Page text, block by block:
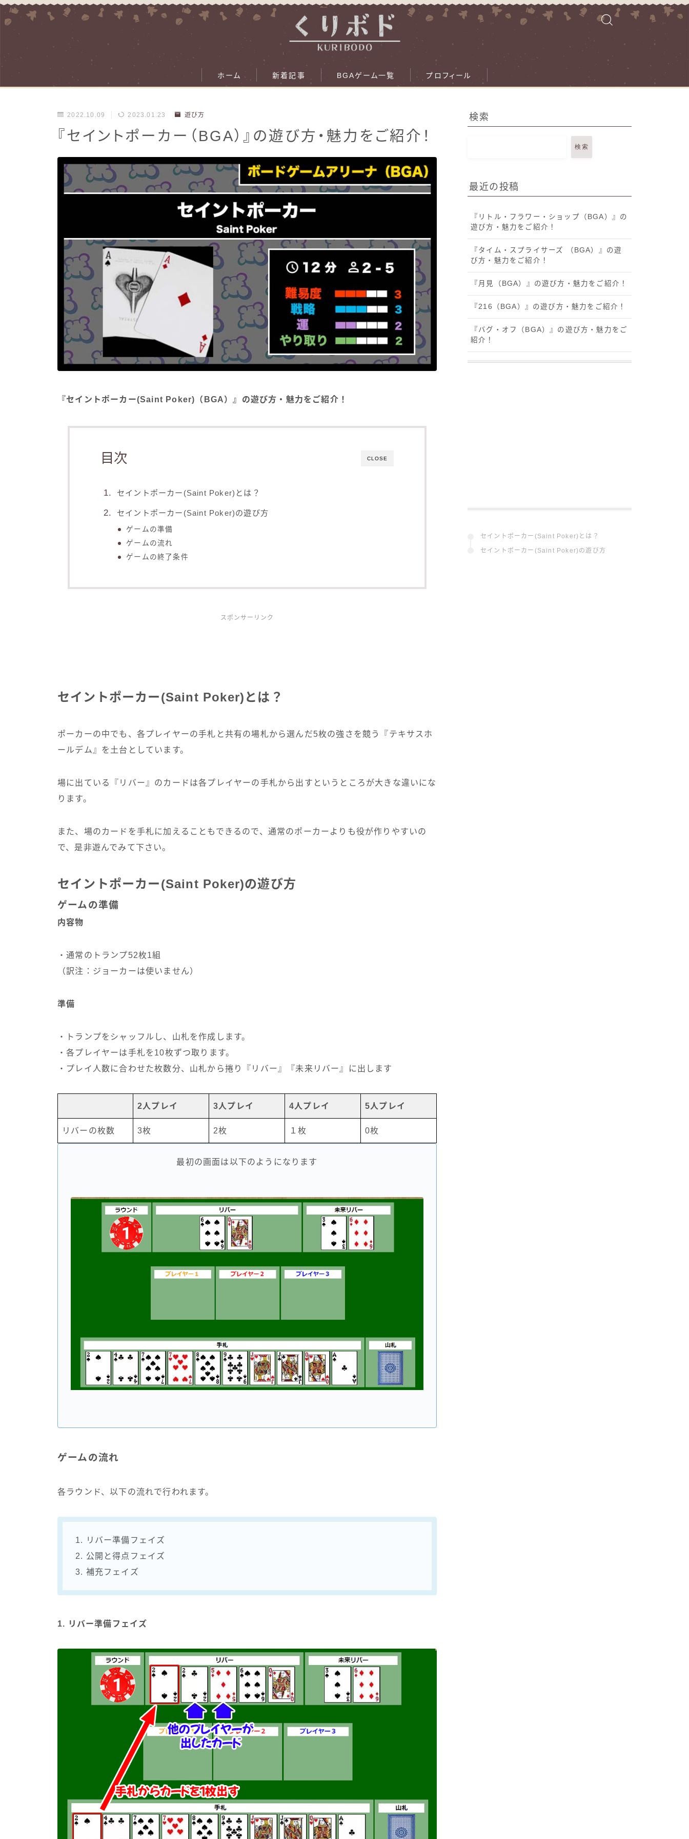
ホーム 新着記事 BGAゲーム一覧 プロフィール
2022.10.09 2023.01.23 遊び方
『セイントポーカー（BGA）』の遊び方・魅力をご紹介！
『セイントポーカー(Saint Poker)（BGA）』の遊び方・魅力をご紹介！
CLOSE
目次
セイントポーカー(Saint Poker)とは？
セイントポーカー(Saint Poker)の遊び方
ゲームの準備
ゲームの流れ
ゲームの終了条件
スポンサーリンク
セイントポーカー(Saint Poker)とは？
ポーカーの中でも、各プレイヤーの手札と共有の場札から選んだ5枚の強さを競う『テキサスホ
ールデム』を土台としています。
場に出ている『リバー』のカードは各プレイヤーの手札から出すというところが大きな違いにな
ります。
また、場のカードを手札に加えることもできるので、通常のポーカーよりも役が作りやすいの
で、是非遊んでみて下さい。
セイントポーカー(Saint Poker)の遊び方
ゲームの準備
内容物
・通常のトランプ52枚1組
（訳注：ジョーカーは使いません）
準備
・トランプをシャッフルし、山札を作成します。
・各プレイヤーは手札を10枚ずつ取ります。
・プレイ人数に合わせた枚数分、山札から捲り『リバー』『未来リバー』に出します
2人プレイ 3人プレイ 4人プレイ 5人プレイ
リバーの枚数 3枚 2枚 １枚 0枚
最初の画面は以下のようになります
ゲームの流れ
各ラウンド、以下の流れで行われます。
1. リバー準備フェイズ
2. 公開と得点フェイズ
3. 補充フェイズ
1. リバー準備フェイズ
検索
検索
最近の投稿
『リトル・フラワー・ショップ（BGA）』の
遊び方・魅力をご紹介！
『タイム・スプライサーズ （BGA）』の遊
び方・魅力をご紹介！
『月見（BGA）』の遊び方・魅力をご紹介！
『216（BGA）』の遊び方・魅力をご紹介！
『バグ・オフ（BGA）』の遊び方・魅力をご
紹介！
セイントポーカー(Saint Poker)とは？
セイントポーカー(Saint Poker)の遊び方